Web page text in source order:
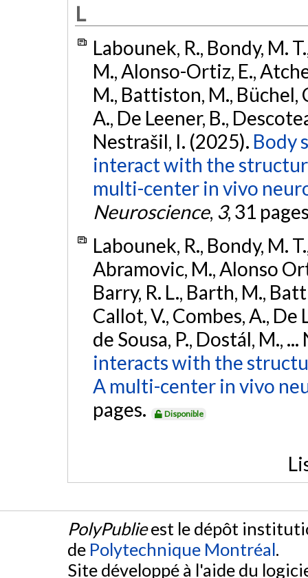
L
Labounek, R., Bondy, M.
M., Alonso-Ortiz, E.,
M., Battiston, M., Büchel,
A., De Leener, B.,
Nestrašil, I. (2025). Body
interact with the
multi-center in vivo
Neuroscience, 3, 31
Labounek, R., Bondy, M.
Abramovic, M., Alonso
Barry, R. L., Barth, M.,
Callot, V., Combes, A.,
de Sousa, P., Dostál, M.,
interacts with the
A multi-center in vivo
pages.
Disponible
PolyPublieest le dépôt
de Polytechnique Montréal.
Site développé à l'aide du